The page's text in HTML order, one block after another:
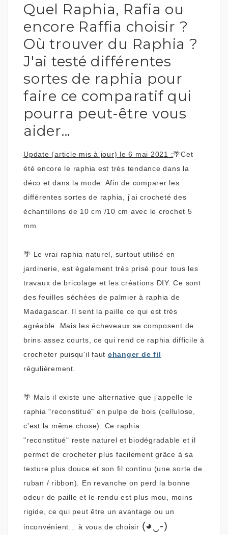
Quel Raphia, Rafia ou
encore Raffia choisir ?
Où trouver du Raphia ?
J'ai testé différentes
sortes de raphia pour
faire ce comparatif qui
pourra peut-être vous
aider...
Update (article mis à jour) le 6 mai 2021 :🌴Cet
été encore le raphia est très tendance dans la
déco et dans la mode. Afin de comparer les
différentes sortes de raphia, j'ai crocheté des
échantillons de 10 cm /10 cm avec le crochet 5
mm.
🌴 Le vrai raphia naturel, surtout utilisé en
jardinerie, est également très prisé pour tous les
travaux de bricolage et les créations DIY. Ce sont
des feuilles séchées de palmier à raphia de
Madagascar. Il sent la paille ce qui est très
agréable. Mais les écheveaux se composent de
brins assez courts, ce qui rend ce raphia difficile à
crocheter puisqu'il faut changer de fil
régulièrement.
🌴 Mais il existe une alternative que j'appelle le
raphia "reconstitué" en pulpe de bois (cellulose,
c'est la même chose). Ce raphia
"reconstitué" reste naturel et biodégradable et il
permet de crocheter plus facilement grâce à sa
texture plus douce et son fil continu (une sorte de
ruban / ribbon). En revanche on perd la bonne
odeur de paille et le rendu est plus mou, moins
rigide, ce qui peut être un avantage ou un
inconvénient... à vous de choisir (◕‿-)